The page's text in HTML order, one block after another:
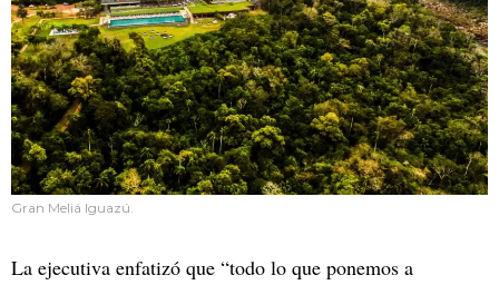
Gran Meliá Iguazú.
La ejecutiva enfatizó que “todo lo que ponemos a